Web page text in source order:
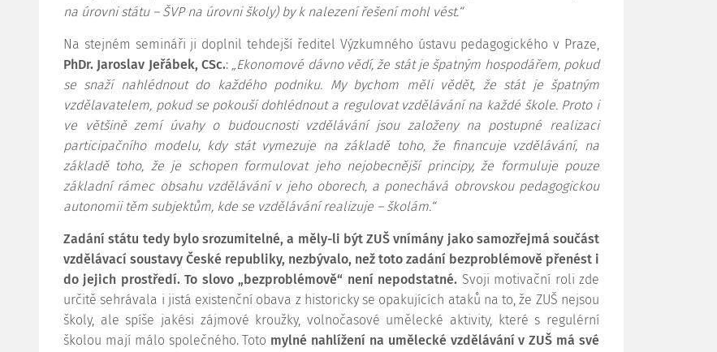
na úrovni státu – ŠVP na úrovni školy) by k nalezení řešení mohl vést.“
Na stejném semináři ji doplnil tehdejší ředitel Výzkumného ústavu pedagogického v Praze,
PhDr. Jaroslav Jeřábek, CSc.: „Ekonomové dávno vědí, že stát je špatným hospodářem, pokud
se snaží nahlédnout do každého podniku. My bychom měli vědět, že stát je špatným
vzdělavatelem, pokud se pokouší dohlédnout a regulovat vzdělávání na každé škole. Proto i
ve většině zemí úvahy o budoucnosti vzdělávání jsou založeny na postupné realizaci
participačního modelu, kdy stát vymezuje na základě toho, že financuje vzdělávání, na
základě toho, že je schopen formulovat jeho nejobecnější principy, že formuluje pouze
základní rámec obsahu vzdělávání v jeho oborech, a ponechává obrovskou pedagogickou
autonomii těm subjektům, kde se vzdělávání realizuje – školám.“
Zadání státu tedy bylo srozumitelné, a měly-li být ZUŠ vnímány jako samozřejmá součást
vzdělávací soustavy České republiky, nezbývalo, než toto zadání bezproblémově přenést i
do jejich prostředí. To slovo „bezproblémově“ není nepodstatné. Svoji motivační roli zde
určitě sehrávala i jistá existenční obava z historicky se opakujících ataků na to, že ZUŠ nejsou
školy, ale spíše jakési zájmové kroužky, volnočasové umělecké aktivity, které s regulérní
školou mají málo společného. Toto mylné nahlížení na umělecké vzdělávání v ZUŠ má své